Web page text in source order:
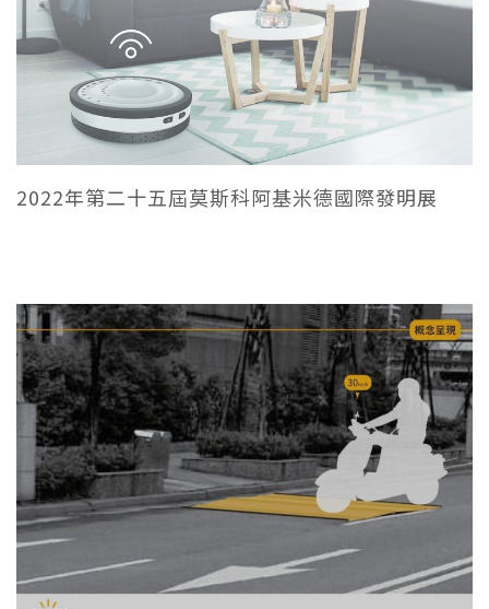
2022年第二十五屆莫斯科阿基米德國際發明展